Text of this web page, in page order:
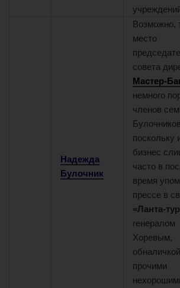
Надежда
Булочник
Возможно,
место
совета
Мастер-
немного
членов
поскольку
бизнес
часто в
время
прессе в
«Ланта-
генералом
Хоревым,
прочими